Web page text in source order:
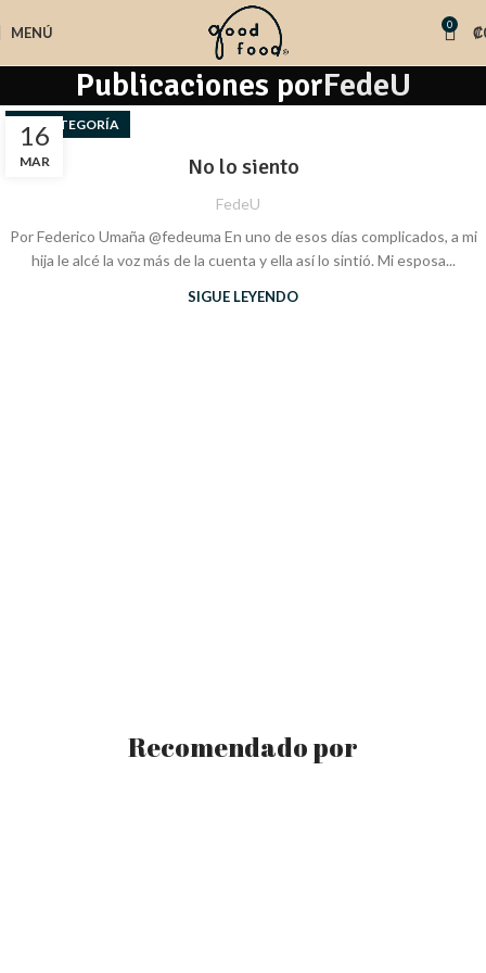
MENÚ 0 ₡
Publicaciones porFedeU
16
MAR
SIN CATEGORÍA
No lo siento
FedeU
Por Federico Umaña @fedeuma En uno de esos días complicados, a mi
hija le alcé la voz más de la cuenta y ella así lo sintió. Mi esposa...
SIGUE LEYENDO
Recomendado por